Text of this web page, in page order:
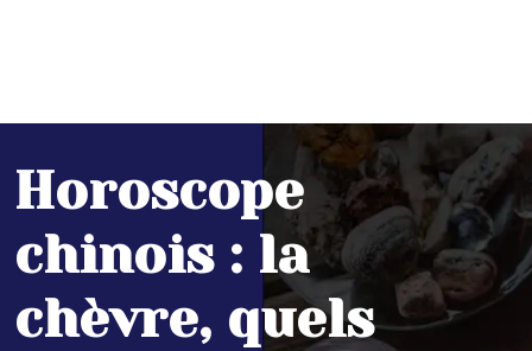
Horoscope
chinois : la
chèvre, quels